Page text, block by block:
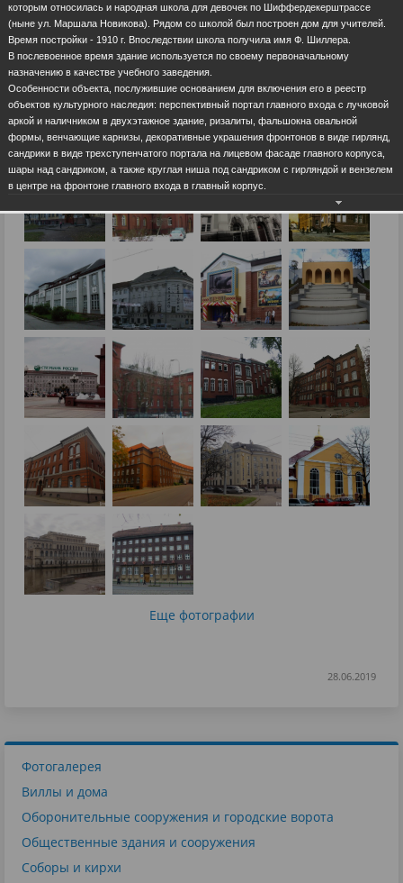
Еще фотографии
28.06.2019
Фотогалерея
Виллы и дома
Оборонительные сооружения и городские ворота
Общественные здания и сооружения
Соборы и кирхи
которым относилась и народная школа для девочек по Шиффердекерштрассе
(ныне ул. Маршала Новикова). Рядом со школой был построен дом для учителей.
Время постройки - 1910 г. Впоследствии школа получила имя Ф. Шиллера.
В послевоенное время здание используется по своему первоначальному
назначению в качестве учебного заведения.
Особенности объекта, послужившие основанием для включения его в реестр
объектов культурного наследия: перспективный портал главного входа с лучковой
аркой и наличником в двухэтажное здание, ризалиты, фальшокна овальной
формы, венчающие карнизы, декоративные украшения фронтонов в виде гирлянд,
сандрики в виде трехступенчатого портала на лицевом фасаде главного корпуса,
шары над сандриком, а также круглая ниша под сандриком с гирляндой и вензелем
в центре на фронтоне главного входа в главный корпус.